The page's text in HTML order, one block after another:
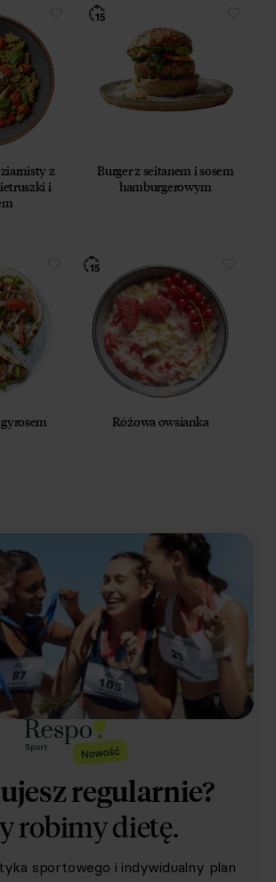
z
i
Burger z seitanem i sosem
hamburgerowym
Różowa owsianka
regularnie?
robimy dietę.
sportowego i indywidualny plan